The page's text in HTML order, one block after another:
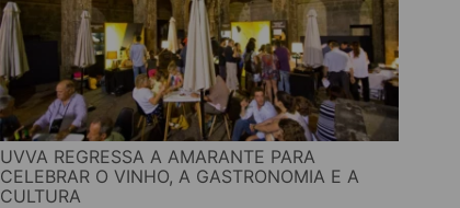
UVVA REGRESSA A AMARANTE PARA
CELEBRAR O VINHO, A GASTRONOMIA E A
CULTURA